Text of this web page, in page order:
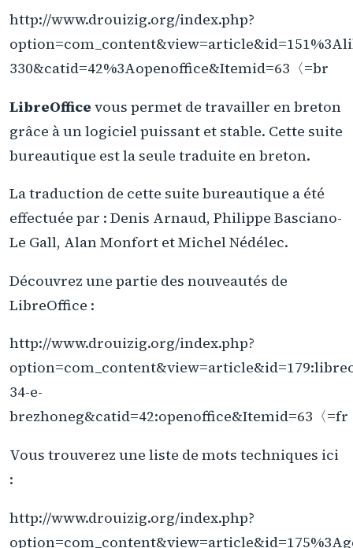
http://www.drouizig.org/index.php?
330&catid=42%3Aopenoffice&Itemid=63〈=br
LibreOffice vous permet de travailler en breton
grâce à un logiciel puissant et stable. Cette suite
bureautique est la seule traduite en breton.
La traduction de cette suite bureautique a été
effectuée par : Denis Arnaud, Philippe Basciano-
Le Gall, Alan Monfort et Michel Nédélec.
Découvrez une partie des nouveautés de
LibreOffice :
http://www.drouizig.org/index.php?
34-e-
brezhoneg&catid=42:openoffice&Itemid=63〈=fr
Vous trouverez une liste de mots techniques ici
:
http://www.drouizig.org/index.php?